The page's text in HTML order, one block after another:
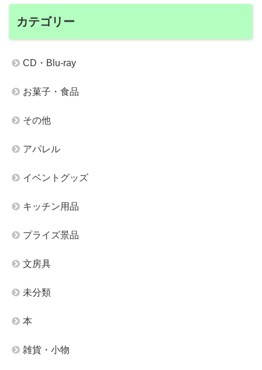
カテゴリー
CD・Blu-ray
お菓子・食品
その他
アパレル
イベントグッズ
キッチン用品
プライズ景品
文房具
未分類
本
雑貨・小物